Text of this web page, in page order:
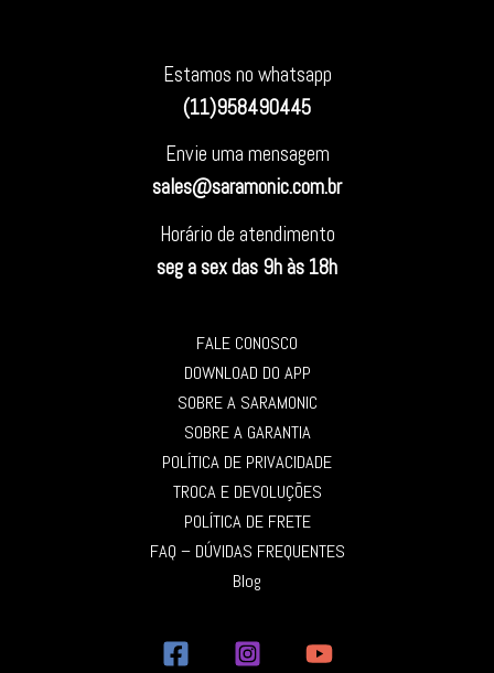
Estamos no whatsapp
(11)958490445
Envie uma mensagem
sales@saramonic.com.br
Horário de atendimento
seg a sex das 9h às 18h
FALE CONOSCO
DOWNLOAD DO APP
SOBRE A SARAMONIC
SOBRE A GARANTIA
POLÍTICA DE PRIVACIDADE
TROCA E DEVOLUÇÕES
POLÍTICA DE FRETE
FAQ – DÚVIDAS FREQUENTES
Blog